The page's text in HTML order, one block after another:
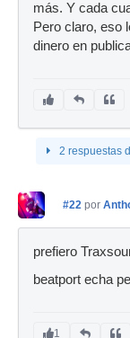
más. Y cada
Pero claro, eso
dinero en
2 respuestas
#22 por
prefiero
beatport echa
1